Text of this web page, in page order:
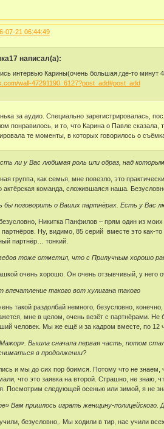
07-21 06:44:49
написал(а):
интервью Карины(очень большая,где-то минут
wall-47291190_6127?post_add#post_add
за аудио. Специально зарегистрировалась,
понравилось, и то, что Карина о Павле сказала,
те моменты, в которых говорилось о
ли у Вас любимая роль или образ, над
группа, как семья, мне повезло, это
актёрская команда, сложившаяся наша.
бы поговорить о Ваших партнёрах. Есть у
Никитка Панфилов – прям один из
Ну, видимо, 85 серий вместе это как-
партнёр… тонкий.
тоже отметил, что с Прилучным хорошо
очень хорошо. Он очень отзывчивый, у него
впечатление такого вот хулигана такого
такой раздолбай немного, безусловно,
мне в целом, очень везёт с партнёрами.
человек. Мы же ещё и за кадром вместе, по 12
Вышла сначала первая часть, потом
в продолжении?
и мы до сих пор боимся. Потому что не знаем,
что это заявка на второй. Страшно, не
Посмотрим следующей осенью или зимой, я не
Вам пришлось играть женщину-полицейского.
безусловно,. Мы ходили в тир, нас учили